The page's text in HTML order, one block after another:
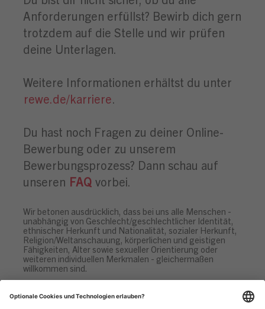
Anforderungen erfüllst? Bewirb dich gern
trotzdem auf die Stelle und wir prüfen
deine Unterlagen.
Weitere Informationen erhältst du unter
rewe.de/karriere
Du hast noch Fragen zu deiner Online-
Bewerbung oder zu unserem
Bewerbungsprozess? Dann schau auf
unseren FAQ vorbei.
Wir betonen ausdrücklich, dass bei uns alle Menschen -
unabhängig von Geschlecht/geschlechtlicher Identität,
ethnischer Herkunft und Nationalität, sozialer Herkunft,
Religion/Weltanschauung, körperlichen und geistigen
Fähigkeiten, Alter sowie sexueller Orientierung oder
weiteren individuellen Merkmalen - gleichermaßen
willkommen sind.